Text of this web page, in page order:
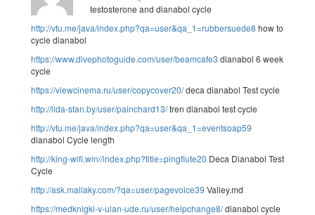
testosterone and dianabol cycle
http://vtu.me/java/index.php?qa=user&qa_1=rubbersuede8 how to
cycle dianabol
https://www.divephotoguide.com/user/beamcafe3 dianabol 6 week
cycle
https://viewcinema.ru/user/copycover20/deca dianabol Test cycle
http://lida-stan.by/user/painchard13/tren dianabol test cycle
http://vtu.me/java/index.php?qa=user&qa_1=eventsoap59
dianabol Cycle length
http://king-wifi.win//index.php?title=pingflute20 Deca Dianabol Test
Cycle
http://ask.mallaky.com/?qa=user/pagevoice39 Valley.md
https://medknigki-v-ulan-ude.ru/user/helpchange8/dianabol cycle